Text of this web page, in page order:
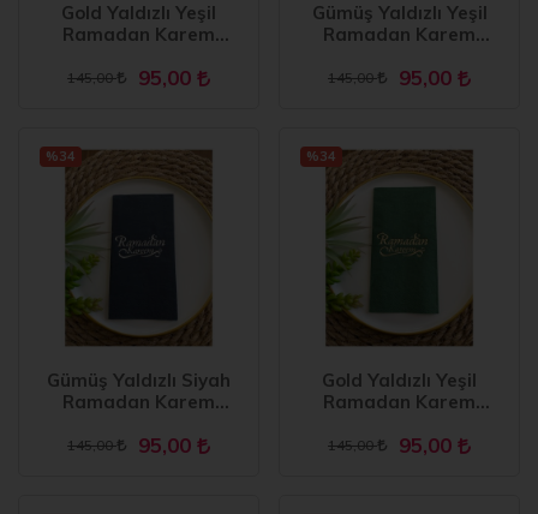
Gold Yaldızlı Yeşil
Ramadan Karem
145,00 95,00
Gümüş Yaldızlı Yeşil
Ramadan Karem
145,00 95,00
Gümüş Yaldızlı Siyah
Ramadan Karem
Model
145,00 95,00
%34
Gold Yaldızlı Yeşil
Ramadan Karem
Model
145,00 95,00
%34